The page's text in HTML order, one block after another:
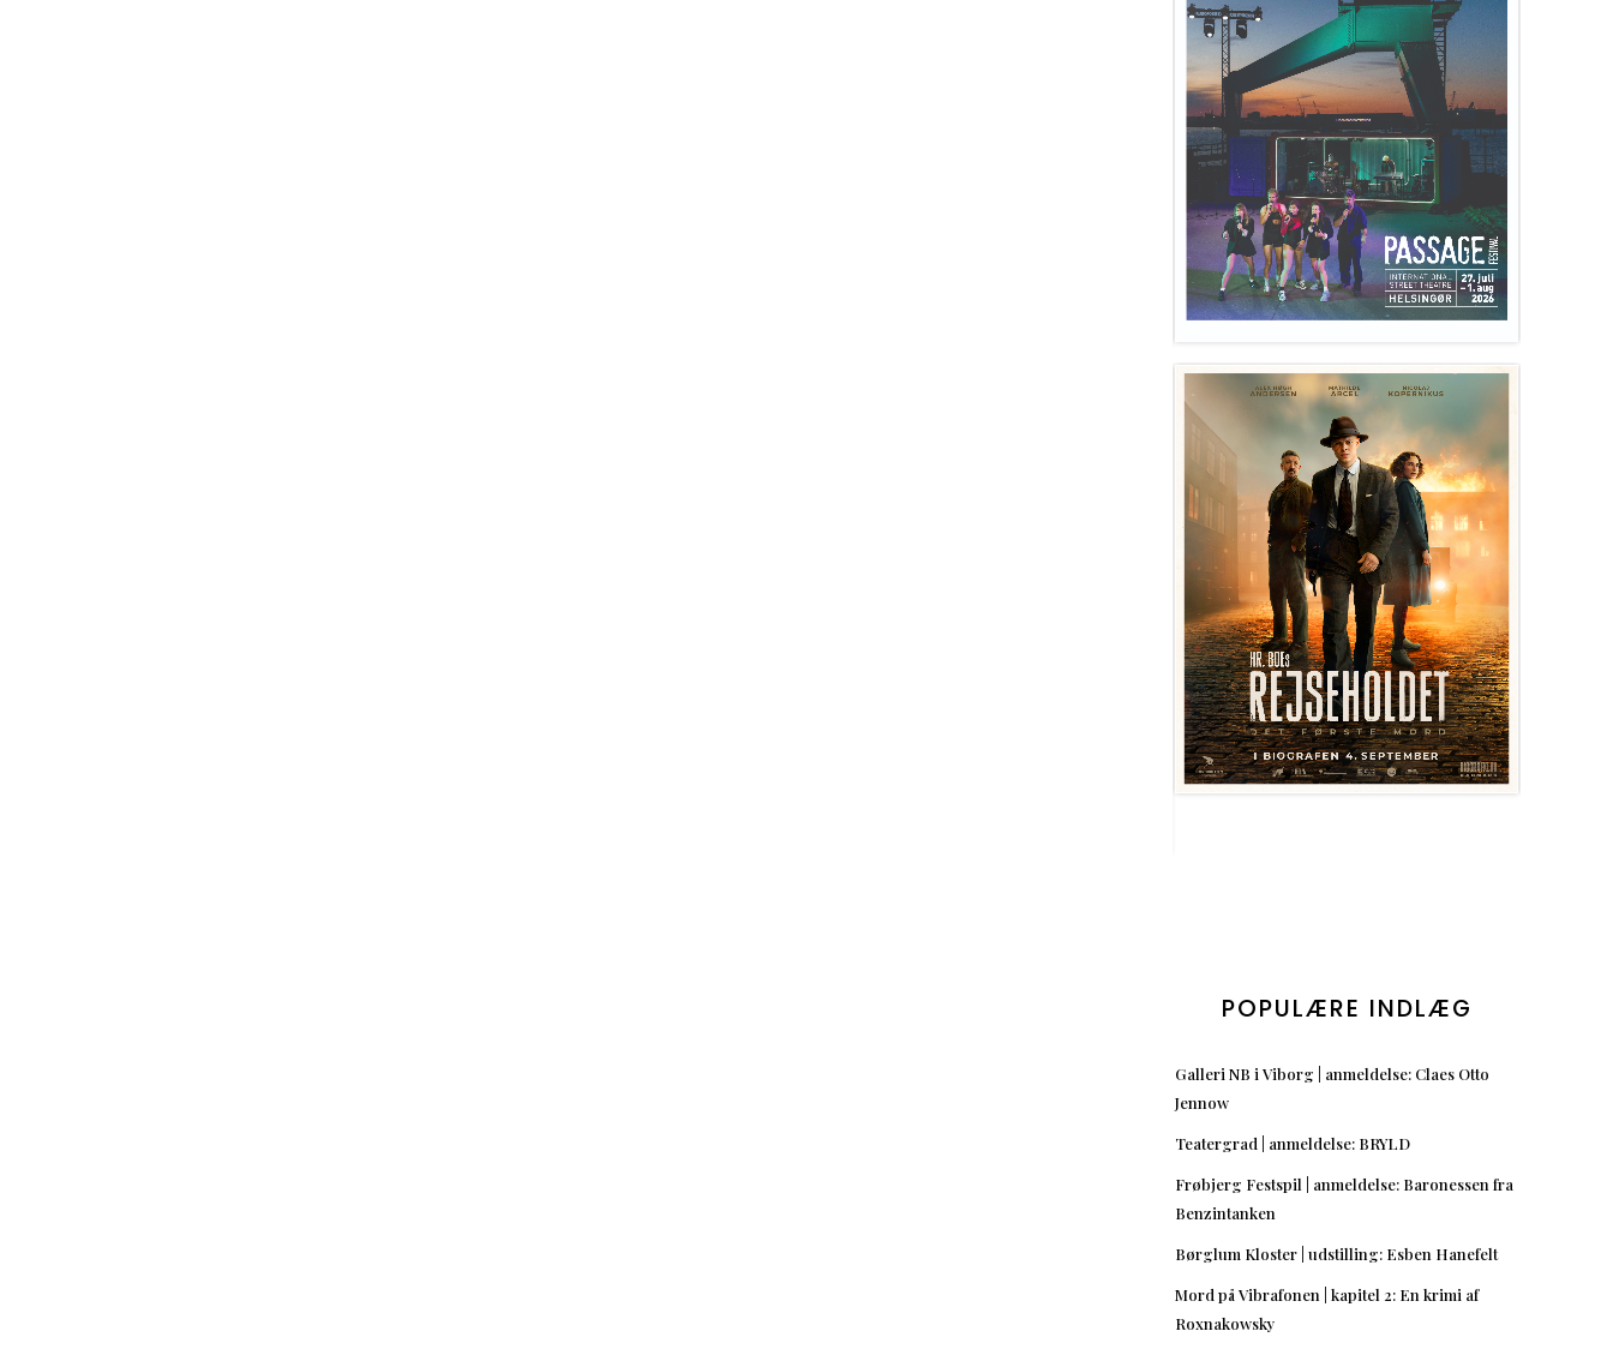
POPULÆRE INDLÆG
Galleri NB i Viborg | anmeldelse: Claes Otto
Jennow
Teatergrad | anmeldelse: BRYLD
Frøbjerg Festspil | anmeldelse: Baronessen fra
Benzintanken
Børglum Kloster | udstilling: Esben Hanefelt
Mord på Vibrafonen | kapitel 2: En krimi af
Roxnakowsky